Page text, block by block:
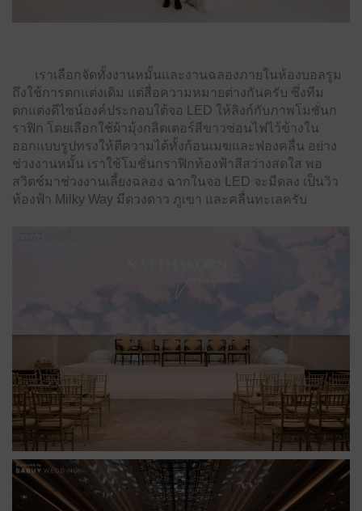
เราเลือกจัดทั้งงานหมั้นและงานฉลองภายในห้องบอลรูม
ถึงใช้การตกแต่งเดิม แต่สื่อความหมายต่างกันครับ ซึ่งทีม
ตกแต่งดีไซน์องค์ประกอบใต้จอ LED ให้ลิงก์กับภาพโมชั่นก
ราฟิก โดยเลือกใช้ผ้ามุ้งกลิตเตอร์สีขาวซ่อนไฟไว้ข้างใน
ออกแบบรูปทรงให้ตีความได้ทั้งก้อนเมฆและฟองคลื่น อย่าง
ช่วงงานหมั้น เราใช้โมชั่นกราฟิกท้องฟ้าสีสว่างสดใส พอ
สวิตช์มาช่วงงานเลี้ยงฉลอง ฉากในจอ LED จะมืดลง เป็นวิว
ท้องฟ้า Milky Way มีดวงดาว ภูเขา และคลื่นทะเลครับ